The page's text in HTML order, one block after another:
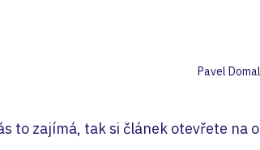
Pavel
to zajímá, tak si článek otevřete na